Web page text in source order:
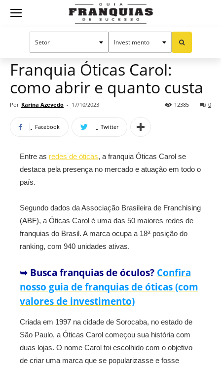
Guia
Mercado de franquias
Franquia Óticas Carol:
como abrir e quanto custa
Por Karina Azevedo - 17/10/2023 0
12385
Facebook Twitter
Entre as redes de óticas, a franquia Óticas Carol se
destaca pela presença no mercado e atuação em todo o
país.
Segundo dados da Associação Brasileira de Franchising
(ABF), a Óticas Carol é uma das 50 maiores redes de
franquias do Brasil. A marca ocupa a 18ª posição do
ranking, com 940 unidades ativas.
➥ Busca franquias de óculos? Confira
nosso guia de franquias de óticas (com
valores de investimento)
Criada em 1997 na cidade de Sorocaba, no estado de
São Paulo, a Óticas Carol começou sua história com
duas lojas. O nome Carol foi escolhido com o objetivo
de criar uma marca que se popularizasse e fosse